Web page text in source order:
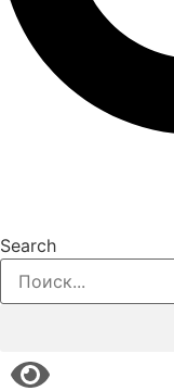
Search